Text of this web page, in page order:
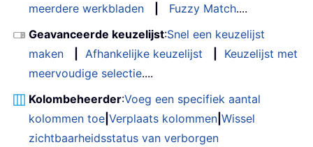
meerdere werkbladen
Fuzzy Match....
Geavanceerde keuzelijst:Snel een keuzelijst
maken
Afhankelijke keuzelijst
Keuzelijst met
meervoudige selectie....
Kolombeheerder:Voeg een specifiek aantal
kolommen toe Verplaats kolommen Wissel
zichtbaarheidsstatus van verborgen